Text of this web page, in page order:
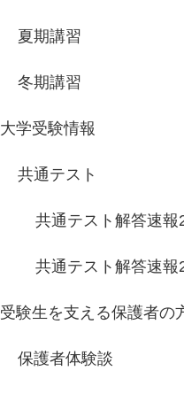
夏期講習
冬期講習
大学受験情報
共通テスト
共通テスト解答速報
共通テスト解答速報
受験生を支える保護者の
保護者体験談